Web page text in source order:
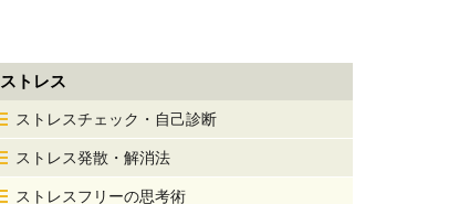
ストレス
ストレスチェック・自己診断
ストレス発散・解消法
ストレスフリーの思考術